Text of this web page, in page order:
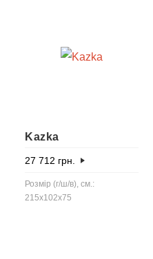
Kazka
27 712 грн.
Розмір (г/ш/в), см.:
215x102x75